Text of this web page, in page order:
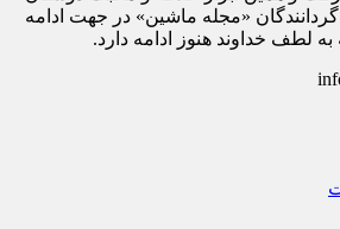
«مجله ماشین» در جهت ادامه
لطف خداوند هنوز ادامه دارد.